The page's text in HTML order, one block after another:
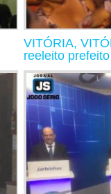
VITÓRIA,
reeleito